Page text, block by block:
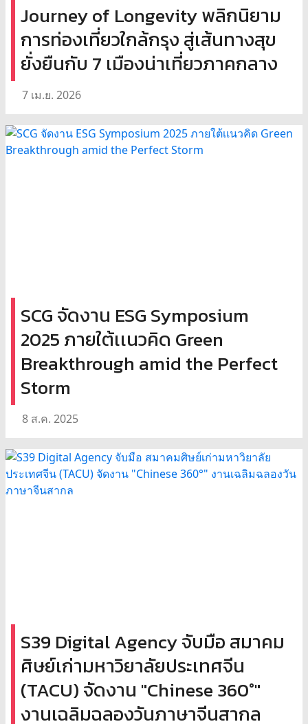
Journey of Longevity พลิกนิยาม
การท่องเที่ยวใกล้กรุง สู่เส้นทางสุข
ยั่งยืนกับ 7 เมืองน่าเที่ยวภาคกลาง
7 เม.ย. 2026
SCG จัดงาน ESG Symposium
2025 ภายใต้เเนวคิด Green
Breakthrough amid the Perfect
Storm
8 ส.ค. 2025
S39 Digital Agency จับมือ สมาคม
ศิษย์เก่ามหาวิยาลัยประเทศจีน
(TACU) จัดงาน "Chinese 360°"
งานเฉลิมฉลองวันภาษาจีนสากล